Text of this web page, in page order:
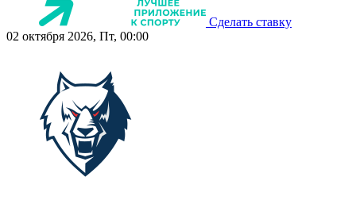
Сделать ставку
02 октября 2026, Пт, 00:00